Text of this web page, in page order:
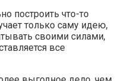
построить что-то
только саму идею,
своими силами,
все